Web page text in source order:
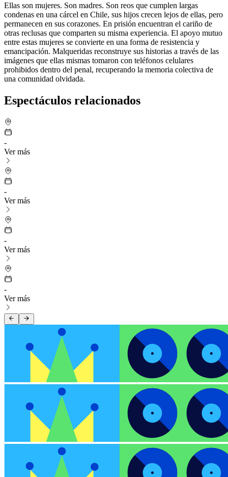
Ellas son mujeres. Son madres. Son reos que cumplen largas
condenas en una cárcel en Chile, sus hijos crecen lejos de ellas, pero
permanecen en sus corazones. En prisión encuentran el cariño de
otras reclusas que comparten su misma experiencia. El apoyo mutuo
entre estas mujeres se convierte en una forma de resistencia y
emancipación. Malqueridas reconstruye sus historias a través de las
imágenes que ellas mismas tomaron con teléfonos celulares
prohibidos dentro del penal, recuperando la memoria colectiva de
una comunidad olvidada.
Espectáculos relacionados
-
Ver más
-
Ver más
-
Ver más
-
Ver más